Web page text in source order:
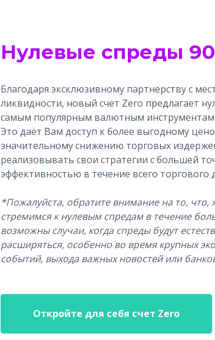
Нулевые спреды
Благодаря эксклюзивному партнерству с
ликвидности, новый счет Zero предлагает
самым популярным валютным инструментам
Это даёт Вам доступ к более выгодному
значительному снижению торговых
реализовывать свои стратегии с большей
эффективностью в течение всего торгового
*Пожалуйста, обратите внимание на то, что,
стремимся к нулевым спредам в течение
возможны случаи, когда спреды будут
расширяться, особенно во время крупных
событий, выхода важных новостей или
Откройте для себя счет Zero